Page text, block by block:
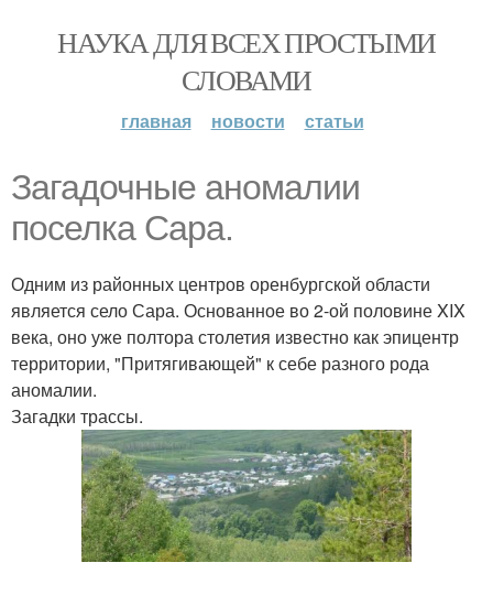
НАУКА ДЛЯ ВСЕХ ПРОСТЫМИ
СЛОВАМИ
главная новости статьи
Загадочные аномалии
поселка Сара.
Одним из районных центров оренбургской области
является село Сара. Основанное во 2-ой половине XIX
века, оно уже полтора столетия известно как эпицентр
территории, "Притягивающей" к себе разного рода
аномалии.
Загадки трассы.